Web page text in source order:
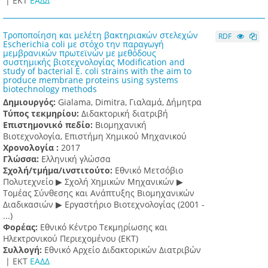
Τροποποίηση και μελέτη βακτηριακών στελεχών
Escherichia coli με στόχο την παραγωγή
μεμβρανικών πρωτεϊνών με μεθόδους
συστημικής βιοτεχνολογίας Modification and
study of bacterial E. coli strains with the aim to
produce membrane proteins using systems
biotechnology methods
Δημιουργός: Gialama, Dimitra, Γιαλαμά, Δήμητρα
Τύπος τεκμηρίου: Διδακτορική διατριβή
Επιστημονικό πεδίο: Βιομηχανική
Βιοτεχνολογία, Επιστήμη Χημικού Μηχανικού
Χρονολογία : 2017
Γλώσσα: Ελληνική γλώσσα
Σχολή/τμήμα/ινστιτούτο: Εθνικό Μετσόβιο
Πολυτεχνείο ▶ Σχολή Χημικών Μηχανικών ▶
Τομέας Σύνθεσης και Ανάπτυξης Βιομηχανικών
Διαδικασιών ▶ Εργαστήριο Βιοτεχνολογίας (2001 -
...)
Φορέας: Εθνικό Κέντρο Τεκμηρίωσης και
Ηλεκτρονικού Περιεχομένου (ΕΚΤ)
Συλλογή: Εθνικό Αρχείο Διδακτορικών Διατριβών
| ΕΚΤ ΕΑΔΔ
RDF